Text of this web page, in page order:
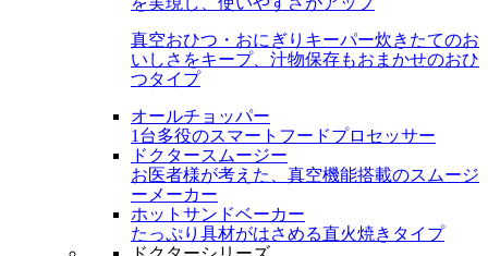
真空おひつ・おにぎりキーパー炊きたてのお
いしさをキープ、汁物保存もおまかせのおひ
つタイプ
オールチョッパー
1台多役のスマートフードプロセッサー
ドクタースムージー
お医者様が考えた、真空機能搭載のスムージ
ーメーカー
ホットサンドベーカー
たっぷり具材がはさめる直火焼きタイプ